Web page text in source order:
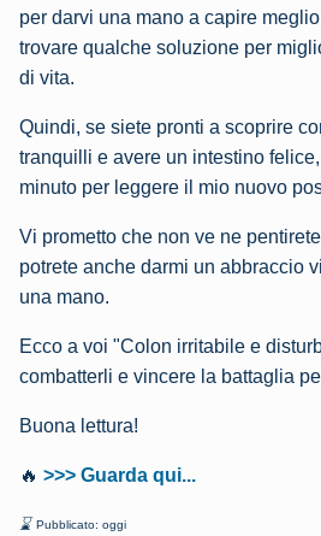
per darvi una mano a capire
trovare qualche soluzione per
di vita.
Quindi, se siete pronti a scoprire
tranquilli e avere un intestino
minuto per leggere il mio nuovo
Vi prometto che non ve ne
potrete anche darmi un abbraccio
una mano.
Ecco a voi "Colon irritabile e
combatterli e vincere la battaglia
Buona lettura!
🔥 >>> Guarda qui...
⌛ Pubblicato: oggi